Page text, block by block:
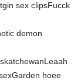
sex clipsFucck
demon
hoee